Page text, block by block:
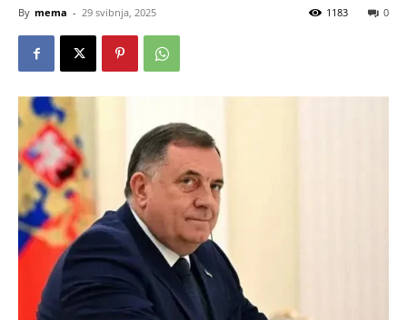
By mema - 29 svibnja, 2025 0
1183